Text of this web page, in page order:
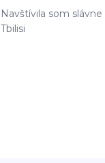
Navštívila som
Tbilisi